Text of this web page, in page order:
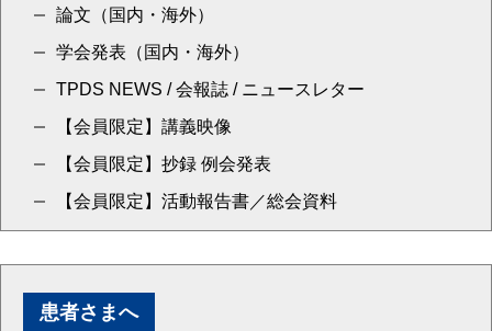
論文（国内・海外）
学会発表（国内・海外）
TPDS NEWS / 会報誌 / ニュースレター
【会員限定】講義映像
【会員限定】抄録 例会発表
【会員限定】活動報告書／総会資料
患者さまへ